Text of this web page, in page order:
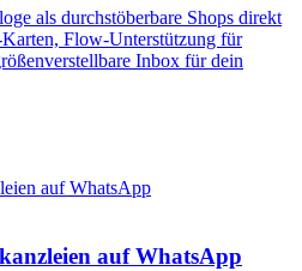
als durchstöberbare Shops direkt
Flow-Unterstützung für
Inbox für dein
auf WhatsApp